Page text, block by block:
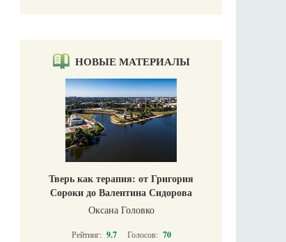
НОВЫЕ МАТЕРИАЛЫ
Тверь как терапия: от Григория
Сороки до Валентина Сидорова
Оксана Головко
Рейтинг: 9.7 Голосов: 70